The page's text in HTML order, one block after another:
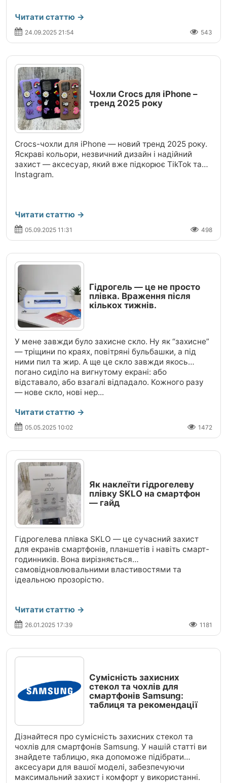
Читати статтю →
24.09.2025 21:54 543
Чохли Crocs для iPhone –
тренд 2025 року
Crocs-чохли для iPhone — новий тренд 2025 року.
Яскраві кольори, незвичний дизайн і надійний
захист — аксесуар, який вже підкорює TikTok та
Instagram.
Читати статтю →
05.09.2025 11:31 498
Гідрогель — це не просто
плівка. Враження після
кількох тижнів.
У мене завжди було захисне скло. Ну як “захисне”
— тріщини по краях, повітряні бульбашки, а під
ними пил та жир. А ще це скло завжди якось
погано сиділо на вигнутому екрані: або
відставало, або взагалі відпадало. Кожного разу
— нове скло, нові нер...
Читати статтю →
05.05.2025 10:02 1472
Як наклеїти гідрогелеву
плівку SKLO на смартфон
— гайд
Гідрогелева плівка SKLO — це сучасний захист
для екранів смартфонів, планшетів і навіть смарт-
годинників. Вона вирізняється
самовідновлювальними властивостями та
ідеальною прозорістю.
Читати статтю →
26.01.2025 17:39 1181
Сумісність захисних
стекол та чохлів для
смартфонів Samsung:
таблиця та рекомендації
Дізнайтеся про сумісність захисних стекол та
чохлів для смартфонів Samsung. У нашій статті ви
знайдете таблицю, яка допоможе підібрати
аксесуари для вашої моделі, забезпечуючи
максимальний захист і комфорт у використанні.